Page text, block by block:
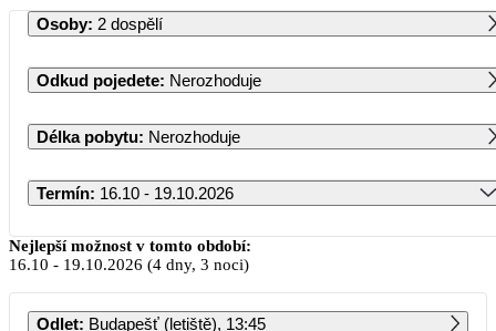
Osoby: 2 dospělí
Odkud pojedete: Nerozhoduje
Délka pobytu: Nerozhoduje
Termín: 16.10 - 19.10.2026
Říjen 2026
PO ÚT ST ČT PÁ SO NE
Nejlepší možnost v tomto období:
16.10 - 19.10.2026 (4 dny, 3 noci)
Odlet: Budapešť (letiště), 13:45